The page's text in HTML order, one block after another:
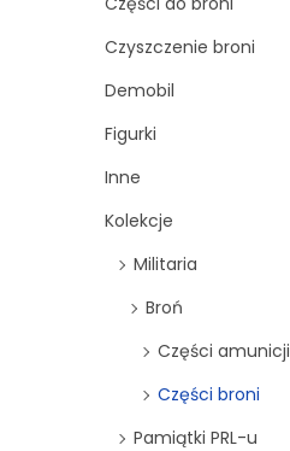
Czyszczenie broni
Demobil
Figurki
Inne
Kolekcje
Militaria
Broń
Części amunicji
Części broni
Pamiątki PRL-u